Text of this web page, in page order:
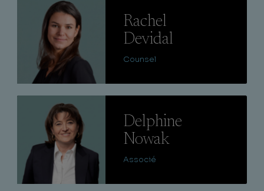
Rachel
Devidal
Counsel
Delphine
Nowak
Associé